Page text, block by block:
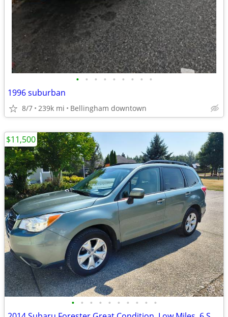
• • • • • • • • •
1996 suburban
8/7 239k mi Bellingham downtown
• • • • • • • • • •
$11,500